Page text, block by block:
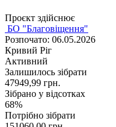
Проєкт здійснює
БО "Благовіщення"
Розпочато: 06.05.2026
Кривий Ріг
Активний
Залишилось зібрати
47949,99 грн.
Зібрано у відсотках
68%
Потрібно зібрати